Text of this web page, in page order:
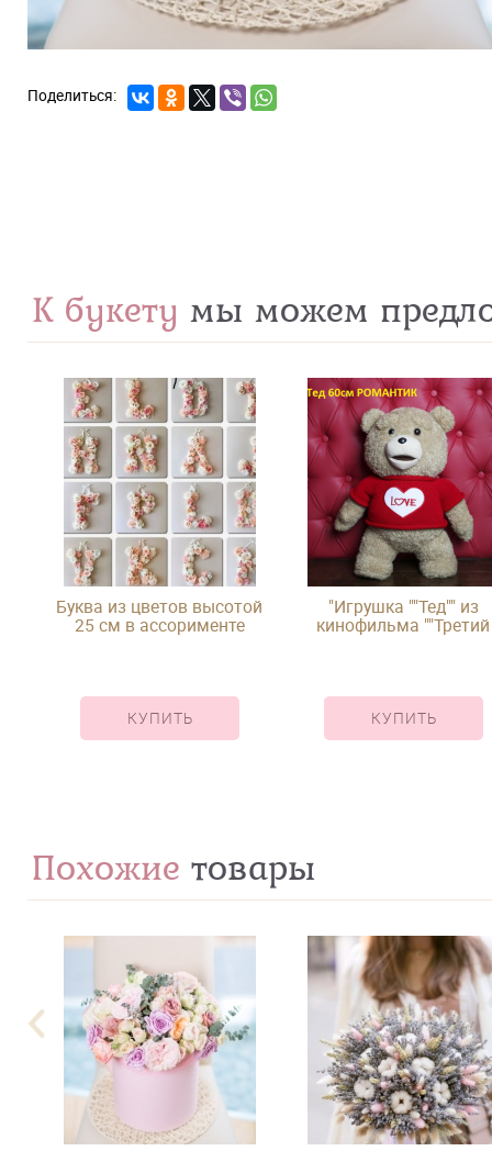
К букету мы можем
Буква из цветов высотой
25 см в ассорименте
КУПИТЬ
"Игрушка ""Тед"" из
кинофильма ""Третий
КУПИТЬ
Похожие товары